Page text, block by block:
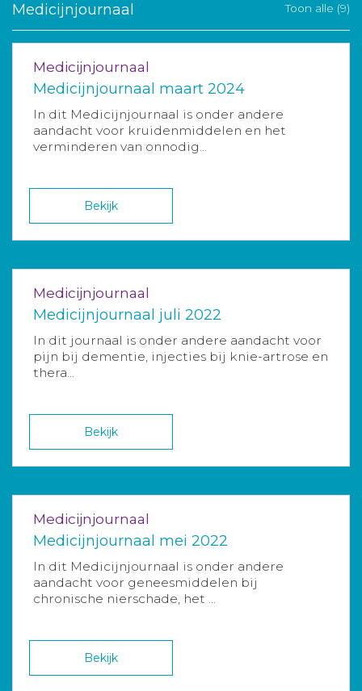
Medicijnjournaal Toon alle (9)
Medicijnjournaal
Medicijnjournaal maart 2024
In dit Medicijnjournaal is onder andere
aandacht voor kruidenmiddelen en het
verminderen van onnodig...
Bekijk
Medicijnjournaal
Medicijnjournaal juli 2022
In dit journaal is onder andere aandacht voor
pijn bij dementie, injecties bij knie-artrose en
thera...
Bekijk
Medicijnjournaal
Medicijnjournaal mei 2022
In dit Medicijnjournaal is onder andere
aandacht voor geneesmiddelen bij
chronische nierschade, het ...
Bekijk